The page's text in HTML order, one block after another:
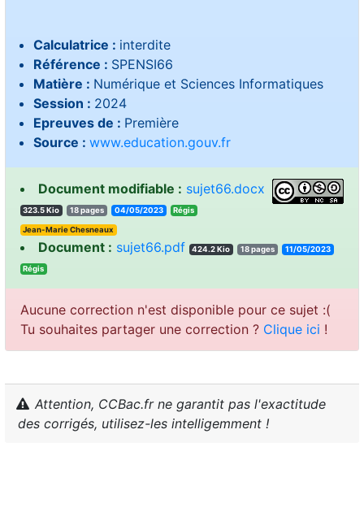
Calculatrice : interdite
Référence : SPENSI66
Matière : Numérique et Sciences Informatiques
Session : 2024
Epreuves de : Première
Source : www.education.gouv.fr
Document modifiable : sujet66.docx
323.5 Kio 18 pages 04/05/2023 sigéR
Jean-Marie Chesneaux
Document : sujet66.pdf 424.2 Kio 18 pages 11/05/2023
sigéR
Aucune correction n'est disponible pour ce sujet :(
Tu souhaites partager une correction ? Clique ici !
Attention, CCBac.fr ne garantit pas l'exactitude
des corrigés, utilisez-les intelligemment !